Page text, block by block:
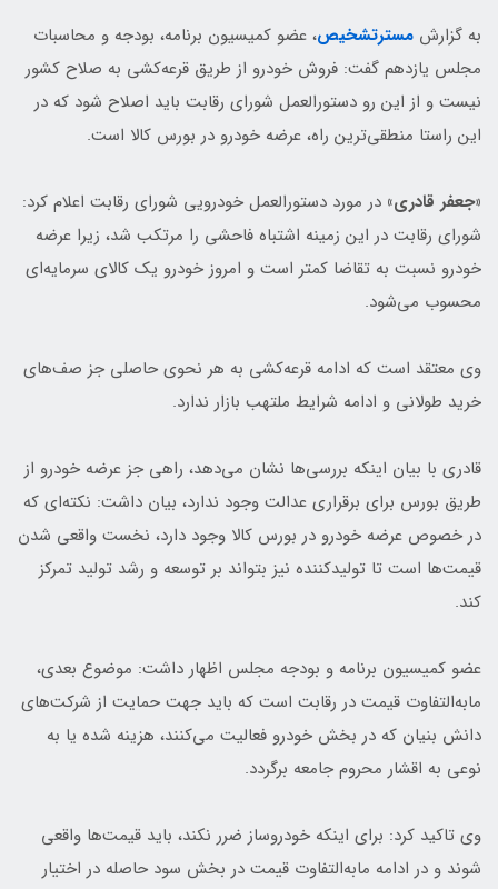
به گزارش مسترتشخیص، عضو کمیسیون برنامه، بودجه و محاسبات
مجلس یازدهم گفت: فروش خودرو از طریق قرعه‌کشی به صلاح کشور
نیست و از این رو دستورالعمل شورای رقابت باید اصلاح شود که در
این راستا منطقی‌ترین راه، عرضه خودرو در بورس کالا است.
«جعفر قادری» در مورد دستورالعمل خودرویی شورای رقابت اعلام کرد:
شورای رقابت در این زمینه اشتباه فاحشی را مرتکب شد، زیرا عرضه
خودرو نسبت به تقاضا کمتر است و امروز خودرو یک کالای سرمایه‌ای
محسوب می‌شود.
وی معتقد است که ادامه قرعه‌کشی به هر نحوی حاصلی جز صف‌های
خرید طولانی و ادامه شرایط ملتهب بازار ندارد.
قادری با بیان اینکه بررسی‌ها نشان می‌دهد، راهی جز عرضه خودرو از
طریق بورس برای برقراری عدالت وجود ندارد، بیان داشت: نکته‌ای که
در خصوص عرضه خودرو در بورس کالا وجود دارد، نخست واقعی شدن
قیمت‌ها است تا تولیدکننده نیز بتواند بر توسعه و رشد تولید تمرکز
کند.
عضو کمیسیون برنامه و بودجه مجلس اظهار داشت: موضوع بعدی،
مابه‌التفاوت قیمت در رقابت است که باید جهت حمایت از شرکت‌های
دانش بنیان که در بخش خودرو فعالیت می‌کنند، هزینه شده یا به
نوعی به اقشار محروم جامعه برگردد.
وی تاکید کرد: برای اینکه خودروساز ضرر نکند، باید قیمت‌ها واقعی
شوند و در ادامه مابه‌التفاوت قیمت در بخش سود حاصله در اختیار